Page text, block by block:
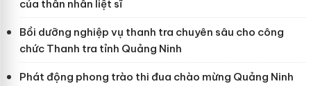
của thân nhân liệt sĩ
Bồi dưỡng nghiệp vụ thanh tra chuyên sâu cho công
chức Thanh tra tỉnh Quảng Ninh
Phát động phong trào thi đua chào mừng Quảng Ninh